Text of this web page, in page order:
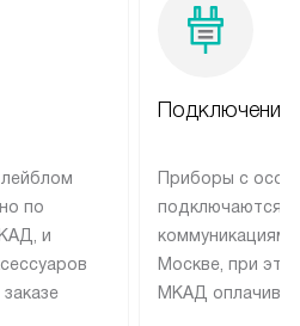
по
и
Подключение
Приборы с
подключаются к
коммуникациям
Москве, при
МКАД